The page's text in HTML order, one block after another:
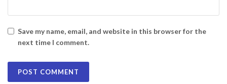
Save my name, email, and website in this browser for the
next time I comment.